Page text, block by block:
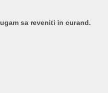
sa reveniti in curand.